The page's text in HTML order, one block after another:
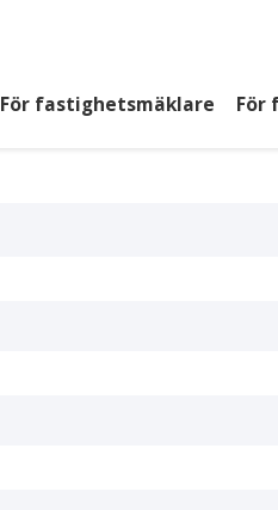
Huvudmeny
För fastighetsmäklare För